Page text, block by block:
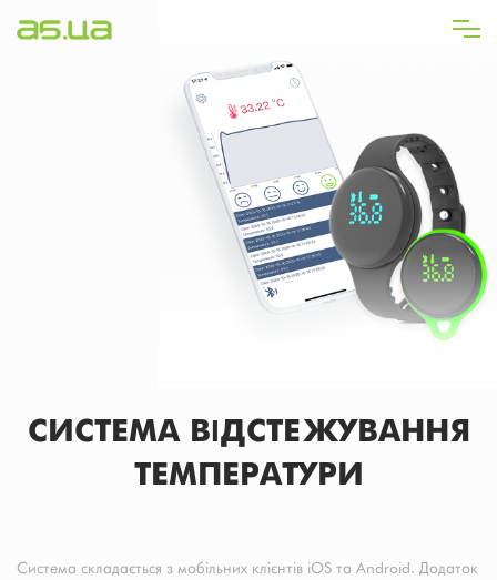
СИСТЕМА ВІДСТЕЖУВАННЯ
ТЕМПЕРАТУРИ
Система складається з мобільних клієнтів iOS та Android. Додаток